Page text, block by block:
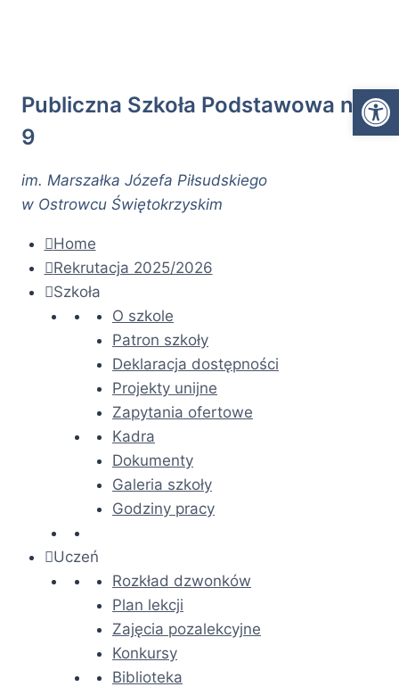
Publiczna Szkoła Podstawowa nr
9
im. Marszałka Józefa Piłsudskiego
w Ostrowcu Świętokrzyskim
Home
Rekrutacja 2025/2026
Szkoła
O szkole
Patron szkoły
Deklaracja dostępności
Projekty unijne
Zapytania ofertowe
Kadra
Dokumenty
Galeria szkoły
Godziny pracy
Uczeń
Rozkład dzwonków
Plan lekcji
Zajęcia pozalekcyjne
Konkursy
Biblioteka